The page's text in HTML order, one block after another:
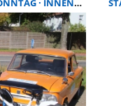
es trocken.
INNENSTADT